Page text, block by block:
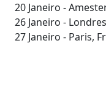
20 Janeiro -
26 Janeiro -
27 Janeiro - Paris,